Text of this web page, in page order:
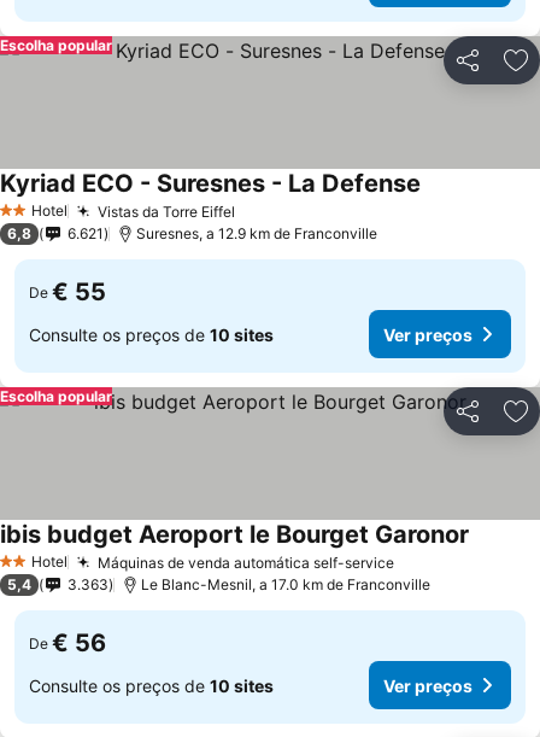
Partilhar
Escolha popular
2 Estrelas
Hotel Vistas da Torre Eiffel
Kyriad ECO - Suresnes - La Defense
6,8 6.621 Suresnes, a 12.9 km de Franconville
De € 55
Consulte os preços de 10 sites Ver preços
Partilhar
Escolha popular
2 Estrelas
Hotel Máquinas de venda automática self-serviceVer preços
ibis budget Aeroport le Bourget Garonor
5,4 3.363 Le Blanc-Mesnil, a 17.0 km de Franconville
De € 56
Consulte os preços de 10 sites Ver preços